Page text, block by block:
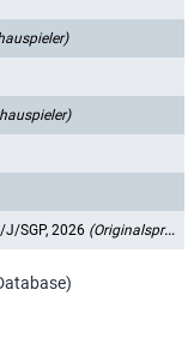
J/SGP, 2026 (Originalsprecher)